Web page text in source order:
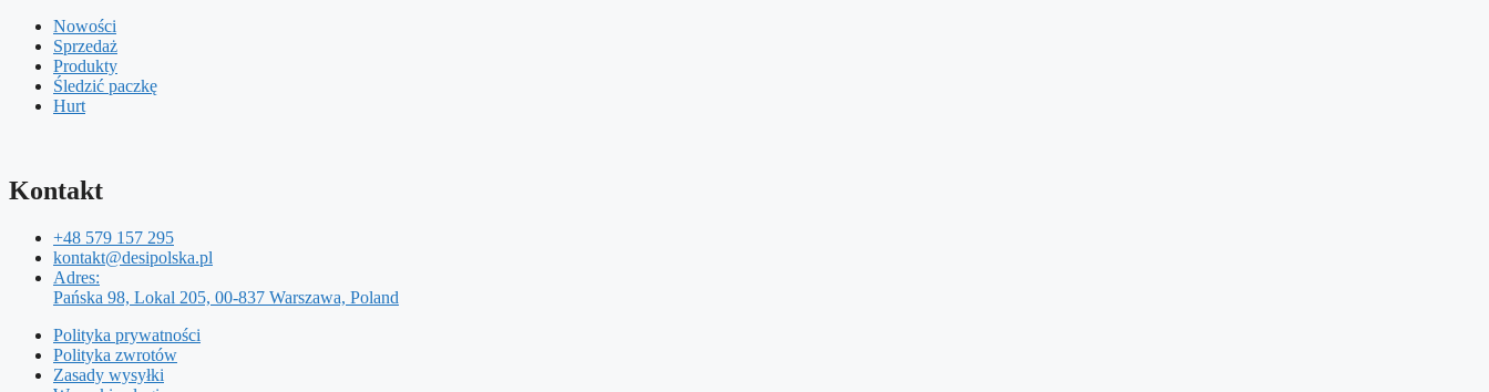
Nowości
Sprzedaż
Produkty
Śledzić paczkę
Hurt
Kontakt
+48 579 157 295
kontakt@desipolska.pl
Adres:
Pańska 98, Lokal 205, 00-837 Warszawa, Poland
Polityka prywatności
Polityka zwrotów
Zasady wysyłki